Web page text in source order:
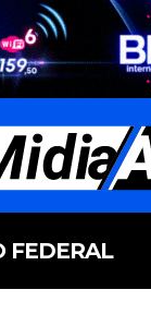
FEDERAL